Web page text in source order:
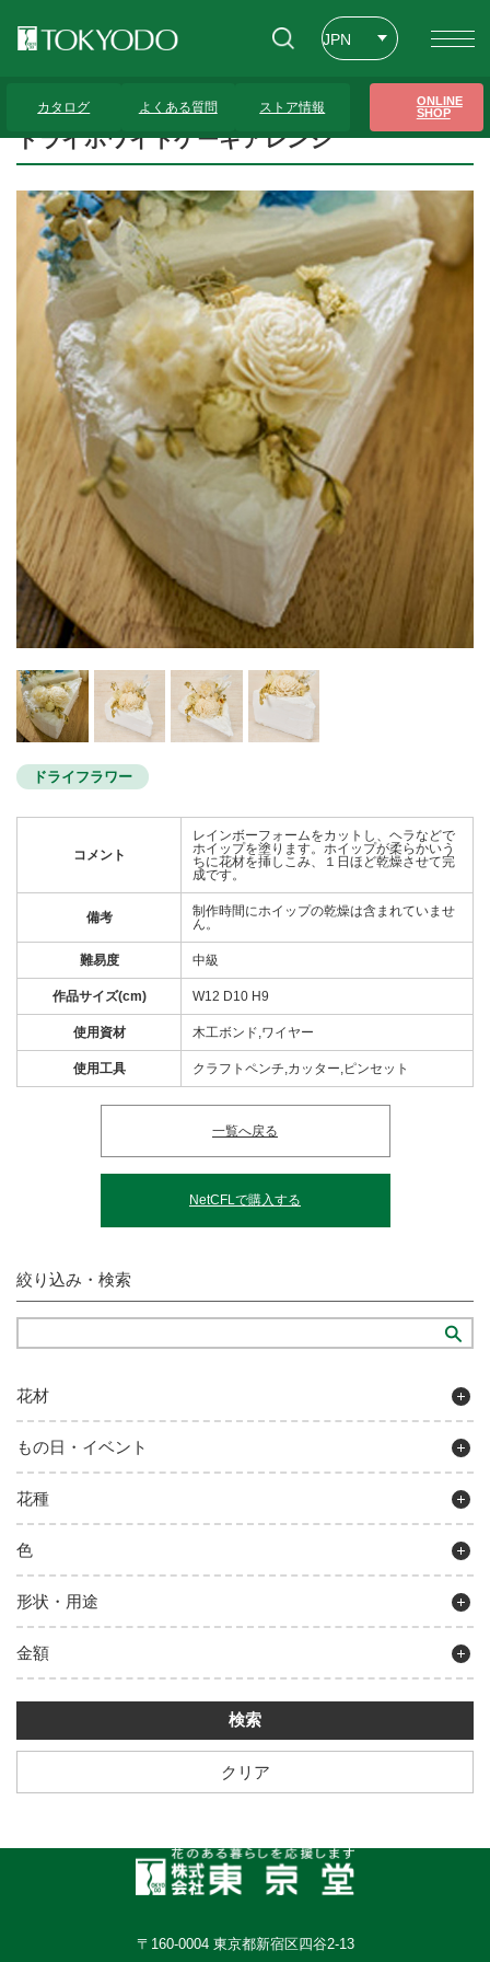
JPN
カタログ よくある質問 ストア情報
ONLINE
SHOP
ドライホワイトケーキアレンジ
ドライホワイトケーキアレンジ
ドライフラワー
コメント
レインボーフォームをカットし、ヘラなどで
ホイップを塗ります。ホイップが柔らかいう
ちに花材を挿しこみ、１日ほど乾燥させて完
成です。
備考
制作時間にホイップの乾燥は含まれていませ
ん。
難易度 中級
作品サイズ(cm) W12 D10 H9
使用資材 木工ボンド,ワイヤー
使用工具 クラフトペンチ,カッター,ピンセット
一覧へ戻る
NetCFLで購入する
絞り込み・検索
花材
もの日・イベント
花種
色
形状・用途
金額
クリア
〒160-0004 東京都新宿区四谷2-13